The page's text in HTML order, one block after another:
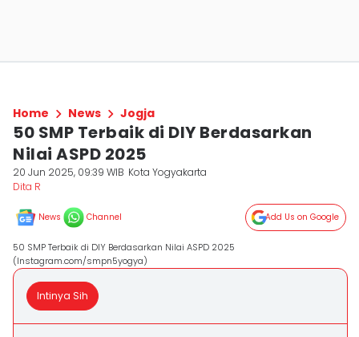
Home News Jogja
50 SMP Terbaik di DIY Berdasarkan
Nilai ASPD 2025
20 Jun 2025, 09:39 WIB Kota Yogyakarta
Dita R
News Channel Add Us on Google
50 SMP Terbaik di DIY Berdasarkan Nilai ASPD 2025
(Instagram.com/smpn5yogya)
Intinya Sih